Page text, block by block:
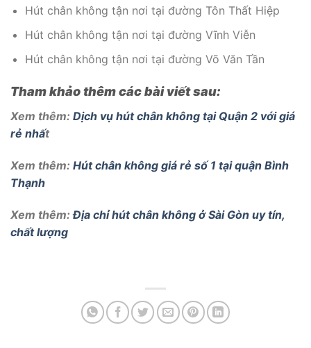
Hút chân không tận nơi tại đường Tôn Thất Hiệp
Hút chân không tận nơi tại đường Vĩnh Viễn
Hút chân không tận nơi tại đường Võ Văn Tần
Tham khảo thêm các bài viết sau:
Xem thêm: Dịch vụ hút chân không tại Quận 2 với giá
rẻ nhất
Xem thêm: Hút chân không giá rẻ số 1 tại quận Bình
Thạnh
Xem thêm:Địa chỉ hút chân không ở Sài Gòn uy tín,
chất lượng